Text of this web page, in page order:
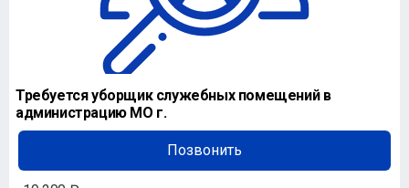
Требуется уборщик служебных помещений в
администрацию МО г.
Позвонить